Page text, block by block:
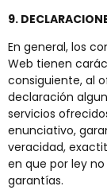
9.
En general, los
Web tienen
consiguiente, al
declaración
servicios
enunciativo,
veracidad,
en que por ley
garantías.